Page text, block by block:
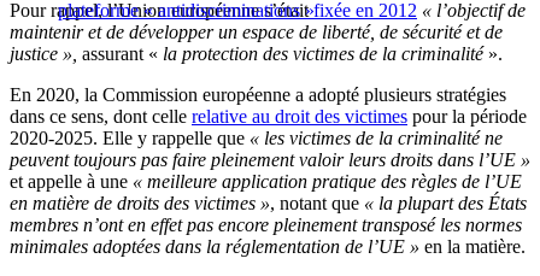
plateforme « antidiscriminations »
Pour rappel, l’Union européenne s’étaitfixée en 2012 « l’objectif de
maintenir et de développer un espace de liberté, de sécurité et de
justice », assurant « la protection des victimes de la criminalité ».
En 2020, la Commission européenne a adopté plusieurs stratégies
dans ce sens, dont celle relative au droit des victimes pour la période
2020-2025. Elle y rappelle que « les victimes de la criminalité ne
peuvent toujours pas faire pleinement valoir leurs droits dans l’UE »
et appelle à une « meilleure application pratique des règles de l’UE
en matière de droits des victimes », notant que « la plupart des États
membres n’ont en effet pas encore pleinement transposé les normes
minimales adoptées dans la réglementation de l’UE » en la matière.